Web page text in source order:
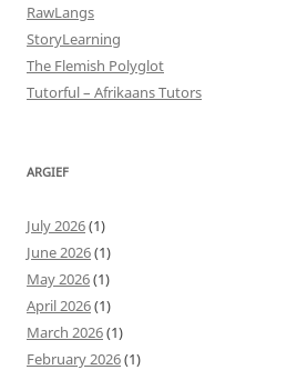
RawLangs
StoryLearning
The Flemish Polyglot
Tutorful – Afrikaans Tutors
ARGIEF
July 2026(1)
June 2026(1)
May 2026(1)
April 2026(1)
March 2026(1)
February 2026(1)